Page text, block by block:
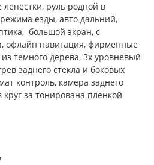
руль родной в
езды, авто дальний,
большой экран, с
офлайн навигация, фирменные
темного дерева, 3х уровневый
заднего стекла и боковых
контроль, камера заднего
за тонирована пленкой